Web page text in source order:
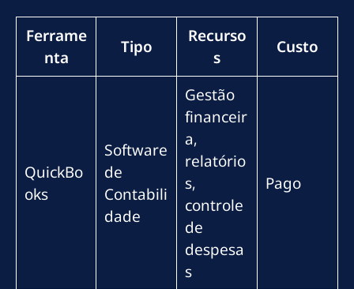
Ferrame
nta
Tipo
Recurso
s
Custo
QuickBo
oks
Software
de
Contabili
dade
Gestão
financeir
a,
relatório
s,
controle
de
despesa
s
Pago